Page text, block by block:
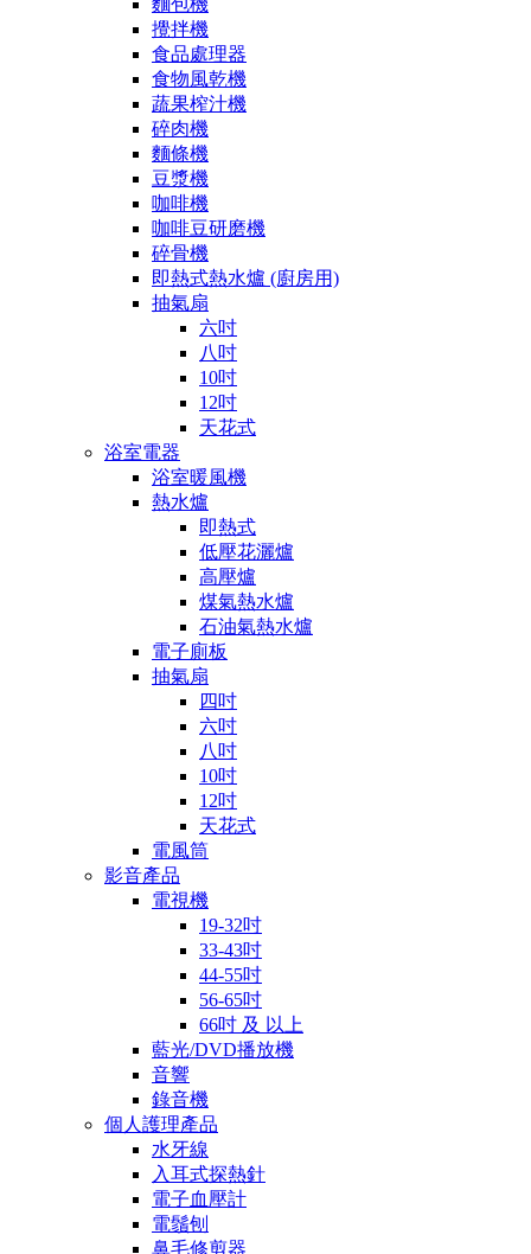
攪拌機
食品處理器
食物風乾機
蔬果榨汁機
碎肉機
麵條機
豆漿機
咖啡機
咖啡豆研磨機
碎骨機
即熱式熱水爐 (廚房用)
抽氣扇
六吋
八吋
10吋
12吋
天花式
浴室電器
浴室暖風機
熱水爐
即熱式
低壓花灑爐
高壓爐
煤氣熱水爐
石油氣熱水爐
電子廁板
抽氣扇
四吋
六吋
八吋
10吋
12吋
天花式
電風筒
影音產品
電視機
19-32吋
33-43吋
44-55吋
56-65吋
66吋 及 以上
藍光/DVD播放機
音響
錄音機
個人護理產品
水牙線
入耳式探熱針
電子血壓計
電鬚刨
鼻毛修剪器